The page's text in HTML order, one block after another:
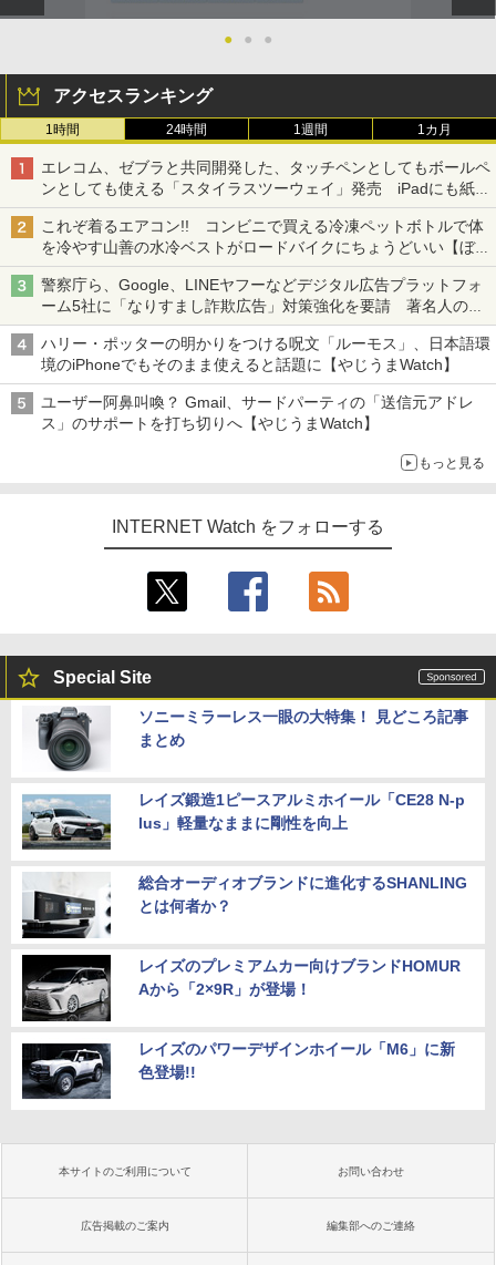
● ● ●
アクセスランキング
1時間 24時間 1週間 1カ月
エレコム、ゼブラと共同開発した、タッチペンとしてもボールペ
ンとしても使える「スタイラスツーウェイ」発売 iPadにも紙に
も、持ち替えずに書き込める
これぞ着るエアコン!! コンビニで買える冷凍ペットボトルで体
を冷やす山善の水冷ベストがロードバイクにちょうどいい【ぼっ
ち・ざ・ろーど！その14】【空いた時間でなにしてる？】
警察庁ら、Google、LINEヤフーなどデジタル広告プラットフォ
ーム5社に「なりすまし詐欺広告」対策強化を要請 著名人の写
真や映像を使った投資詐欺などへの対策として
ハリー・ポッターの明かりをつける呪文「ルーモス」、日本語環
境のiPhoneでもそのまま使えると話題に【やじうまWatch】
ユーザー阿鼻叫喚？ Gmail、サードパーティの「送信元アドレ
ス」のサポートを打ち切りへ【やじうまWatch】
もっと見る
INTERNET Watch をフォローする
Special Site
ソニーミラーレス一眼の大特集！ 見どころ記事
まとめ
レイズ鍛造1ピースアルミホイール「CE28 N-p
lus」軽量なままに剛性を向上
総合オーディオブランドに進化するSHANLING
とは何者か？
レイズのプレミアムカー向けブランドHOMUR
Aから「2×9R」が登場！
レイズのパワーデザインホイール「M6」に新
色登場!!
本サイトのご利用について お問い合わせ
広告掲載のご案内 編集部へのご連絡